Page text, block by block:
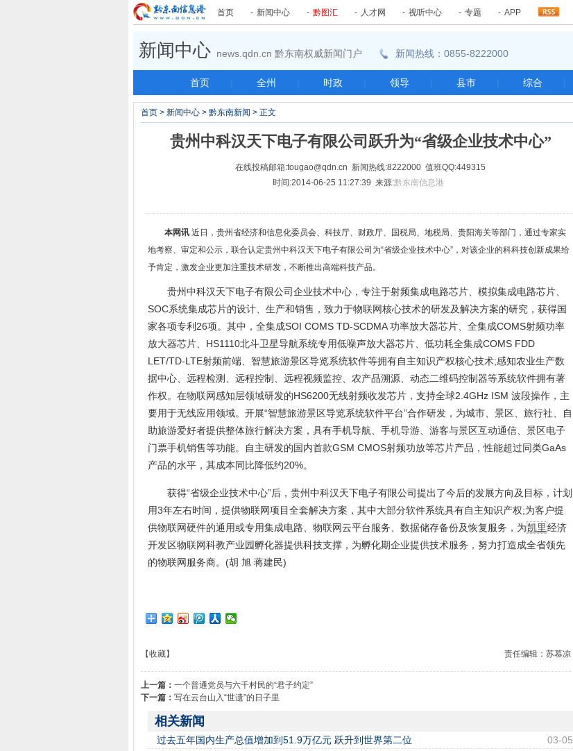
首页 - 新闻中心 - 黔图汇 - 人才网 - 视听中心 - 专题 - APP
新闻中心 news.qdn.cn 黔东南权威新闻门户 新闻热线：0855-8222000
首页 | 全州 | 时政 | 领导 | 县市 | 综合 |
首页 > 新闻中心 > 黔东南新闻 > 正文
贵州中科汉天下电子有限公司跃升为“省级企业技术中心”
在线投稿邮箱:tougao@qdn.cn 新闻热线:8222000 值班QQ:449315
时间:2014-06-25 11:27:39 来源:黔东南信息港
本网讯 近日，贵州省经济和信息化委员会、科技厅、财政厅、国税局、地税局、贵阳海关等部门，通过专家实
地考察、审定和公示，联合认定贵州中科汉天下电子有限公司为“省级企业技术中心”，对该企业的科科技创新成果给
予肯定，激发企业更加注重技术研发，不断推出高端科技产品。
贵州中科汉天下电子有限公司企业技术中心，专注于射频集成电路芯片、模拟集成电路芯片、
SOC系统集成芯片的设计、生产和销售，致力于物联网核心技术的研发及解决方案的研究，获得国
家各项专利26项。其中，全集成SOI COMS TD-SCDMA 功率放大器芯片、全集成COMS射频功率
放大器芯片、HS1110北斗卫星导航系统专用低噪声放大器芯片、低功耗全集成COMS FDD
LET/TD-LTE射频前端、智慧旅游景区导览系统软件等拥有自主知识产权核心技术;感知农业生产数
据中心、远程检测、远程控制、远程视频监控、农产品溯源、动态二维码控制器等系统软件拥有著
作权。在物联网感知层领域研发的HS6200无线射频收发芯片，支持全球2.4GHz ISM 波段操作，主
要用于无线应用领域。开展“智慧旅游景区导览系统软件平台”合作研发，为城市、景区、旅行社、自
助旅游爱好者提供整体旅行解决方案，具有手机导航、手机导游、游客与景区互动通信、景区电子
门票手机销售等功能。自主研发的国内首款GSM CMOS射频功放等芯片产品，性能超过同类GaAs
产品的水平，其成本同比降低约20%。
获得“省级企业技术中心”后，贵州中科汉天下电子有限公司提出了今后的发展方向及目标，计划
用3年左右时间，提供物联网项目全套解决方案，其中大部分软件系统具有自主知识产权;为客户提
供物联网硬件的通用或专用集成电路、物联网云平台服务、数据储存备份及恢复服务，为凯里经济
开发区物联网科教产业园孵化器提供科技支撑，为孵化期企业提供技术服务，努力打造成全省领先
的物联网服务商。(胡 旭 蒋建民)
责任编辑：苏慕凉
【收藏】
上一篇： 一个普通党员与六千村民的“君子约定”
下一篇： 写在云台山入“世遗”的日子里
相关新闻
03-05
过去五年国内生产总值增加到51.9万亿元 跃升到世界第二位